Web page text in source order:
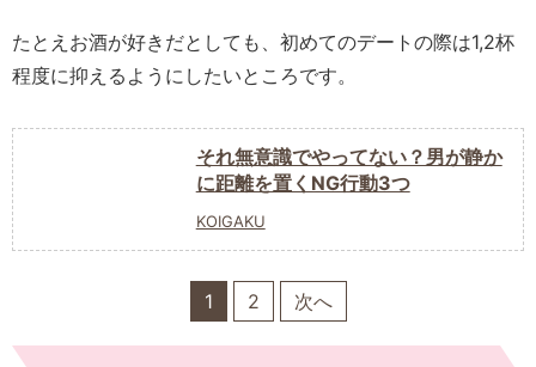
たとえお酒が好きだとしても、初めてのデートの際は1,2杯
程度に抑えるようにしたいところです。
それ無意識でやってない？男が静か
に距離を置くNG行動3つ
KOIGAKU
1 2 次へ